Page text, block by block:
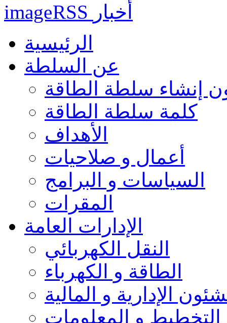
RSS أخبار
الرئيسية
عن السلطة
إنشاء سلطة الطاقة
كلمة سلطة الطاقة
الأهداف
أعمال و صلاحيات
السياسات و البرامج
المقرات
الإدارات العامة
النقل الكهربائي
الطاقة و الكهرباء
الإدارية و المالية
التخطيط و المعلومات